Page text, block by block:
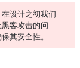
设计之初我们
客攻击的问
其安全性。